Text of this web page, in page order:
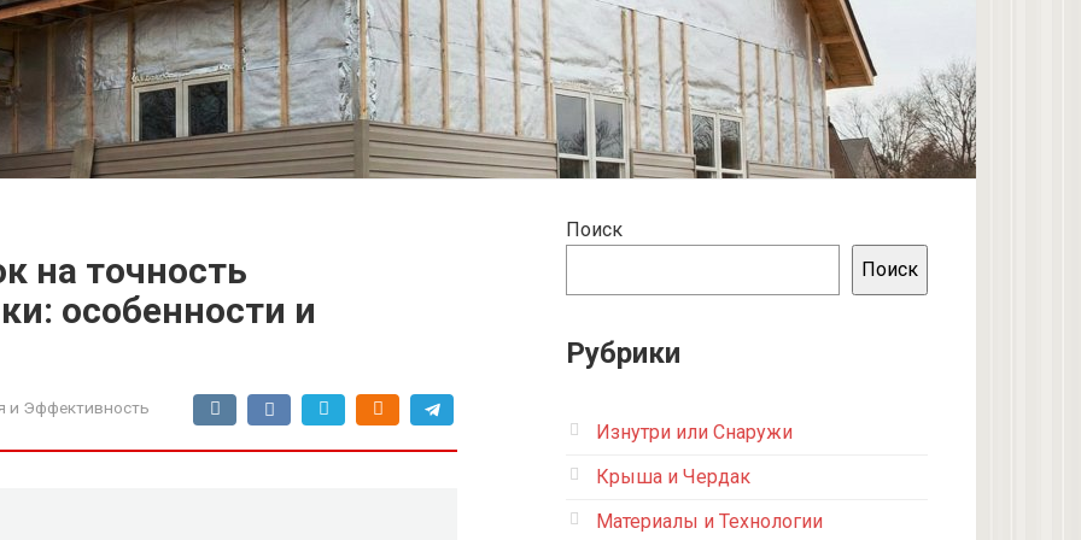
на точность
особенности и
и Эффективность
Поиск
Поиск
Рубрики
Изнутри или Снаружи
Крыша и Чердак
Материалы и Технологии